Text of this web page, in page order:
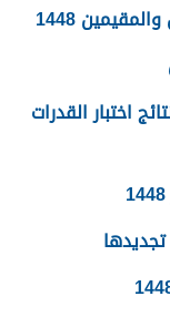
1448
اختبار القدرات